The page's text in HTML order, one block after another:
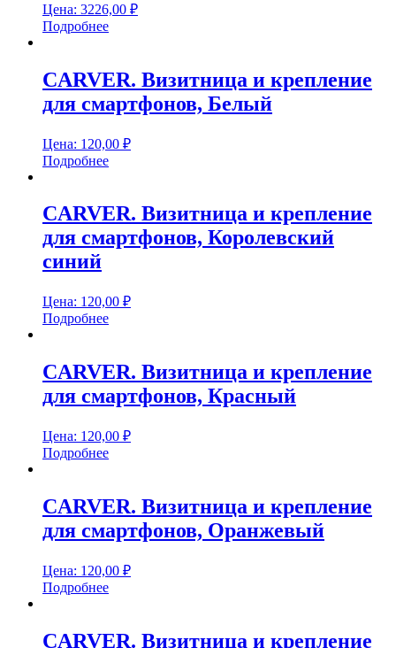
Цена: 3226,00 ₽
Подробнее
CARVER. Визитница и крепление
для смартфонов, Белый
Цена: 120,00 ₽
Подробнее
CARVER. Визитница и крепление
для смартфонов, Королевский
синий
Цена: 120,00 ₽
Подробнее
CARVER. Визитница и крепление
для смартфонов, Красный
Цена: 120,00 ₽
Подробнее
CARVER. Визитница и крепление
для смартфонов, Оранжевый
Цена: 120,00 ₽
Подробнее
CARVER. Визитница и крепление